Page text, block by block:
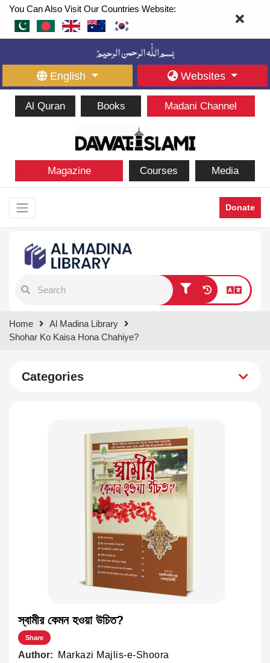
You Can Also Visit Our Countries Website:
English Websites
Al Quran Books Madani Channel
Magazine Courses Media
Donate
results.
Home
Al Madina Library
Shohar Ko Kaisa Hona Chahiye?
Categories
স্বামীর কেমন হওয়া উচিত?
Share
Author:
Markazi Majlis-e-Shoora